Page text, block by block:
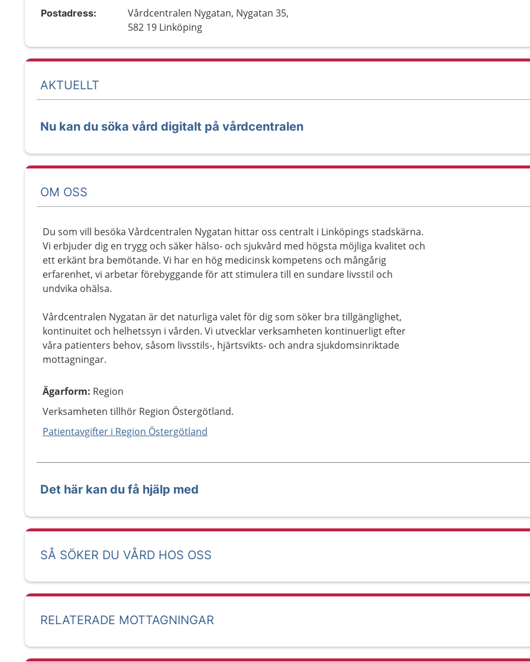
Postadress:
Vårdcentralen Nygatan, Nygatan 35,
582 19 Linköping
AKTUELLT
Nu kan du söka vård digitalt på vårdcentralen
OM OSS
Du som vill besöka Vårdcentralen Nygatan hittar oss centralt i Linköpings stadskärna.
Vi erbjuder dig en trygg och säker hälso- och sjukvård med högsta möjliga kvalitet och
ett erkänt bra bemötande. Vi har en hög medicinsk kompetens och mångårig
erfarenhet, vi arbetar förebyggande för att stimulera till en sundare livsstil och
undvika ohälsa.
Vårdcentralen Nygatan är det naturliga valet för dig som söker bra tillgänglighet,
kontinuitet och helhetssyn i vården. Vi utvecklar verksamheten kontinuerligt efter
våra patienters behov, såsom livsstils-, hjärtsvikts- och andra sjukdomsinriktade
mottagningar.
Ägarform: Region
Verksamheten tillhör Region Östergötland.
Patientavgifter i Region Östergötland
Det här kan du få hjälp med
SÅ SÖKER DU VÅRD HOS OSS
RELATERADE MOTTAGNINGAR